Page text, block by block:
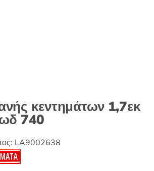
κεντημάτων 1,7εκ
740
LA9002638